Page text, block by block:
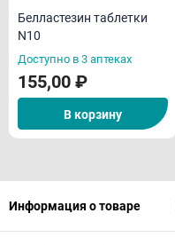
Белластезин таблетки
N10
Доступно в 3 аптеках
155,00 ₽
В корзину
Информация о товаре